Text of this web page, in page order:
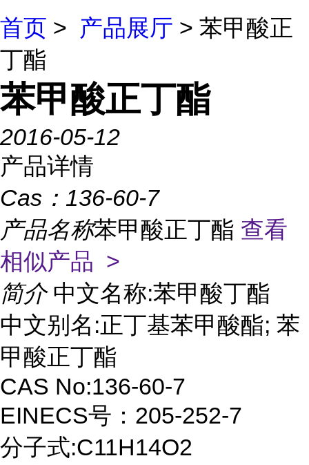
首页 > 产品展厅 > 苯甲酸正
丁酯
苯甲酸正丁酯
2016-05-12
产品详情
Cas： 136-60-7
产品名称苯甲酸正丁酯 查看
相似产品 >
简介 中文名称:苯甲酸丁酯
中文别名:正丁基苯甲酸酯; 苯
甲酸正丁酯
CAS No:136-60-7
EINECS号：205-252-7
分子式:C11H14O2